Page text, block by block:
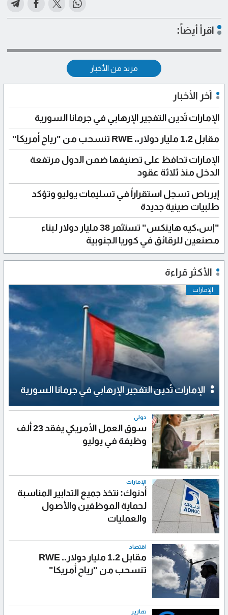
اقرأ أيضاً:
مزيد من الأخبار
آخر الأخبار
الإمارات تُدين التفجير الإرهابي في جرمانا السورية
مقابل 1.2 مليار دولار.. RWE تنسحب من "رياح أمريكا"
الإمارات تحافظ على تصنيفها ضمن الدول مرتفعة
الدخل منذ ثلاثة عقود
إيرباص تسجل استقراراً في تسليمات يوليو وتؤكد
طلبيات صينية جديدة
"إس.كيه هاينكس" تستثمر 38 مليار دولار لبناء
مصنعين للرقائق في كوريا الجنوبية
الأكثر قراءة
الإمارات
الإمارات تُدين التفجير الإرهابي في جرمانا السورية
دولي
سوق العمل الأمريكي يفقد 23 ألف
وظيفة في يوليو
الإمارات
أدنوك: نتخذ جميع التدابير المناسبة
لحماية الموظفين والأصول
والعمليات
اقتصاد
مقابل 1.2 مليار دولار.. RWE
تنسحب من "رياح أمريكا"
تقارير